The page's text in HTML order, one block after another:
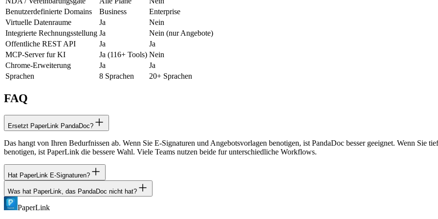
Benutzerdefinierte Domains
Business
Enterprise
Virtuelle Datenraume
Ja
Nein
Integrierte Rechnungsstellung Ja
Nein (nur Angebote)
Offentliche REST API
Ja
Ja
MCP-Server fur KI
Ja (116+ Tools) Nein
Chrome-Erweiterung
Ja
Ja
Sprachen
8 Sprachen 20+ Sprachen
FAQ
Ersetzt PaperLink PandaDoc?
Das hangt von Ihren Bedurfnissen ab. Wenn Sie E-Signaturen und Angebotsvorlagen benotigen, ist PandaDoc besser geeignet. Wenn Sie
benotigen, ist PaperLink die bessere Wahl. Viele Teams nutzen beide fur unterschiedliche Workflows.
Hat PaperLink E-Signaturen?
PaperLink bietet keine E-Signaturen. Es konzentriert sich auf Dokumentenfreigabe, Analysen und Zugriffskontrolle. Fur Unterzeichnungen
verwenden.
Was hat PaperLink, das PandaDoc nicht hat?
PaperLink enthalt: seitenweise Engagement-Analysen, Tab-Sichtbarkeitserkennung, NDA-Gates auf allen Planen, virtuelle Datenraume mit
PaperLink